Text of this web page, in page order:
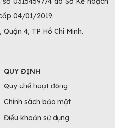
04/01/2019.
4, TP Hồ Chí Minh.
QUY ĐỊNH
Quy chế hoạt động
Chính sách bảo mật
Điều khoản sử dụng